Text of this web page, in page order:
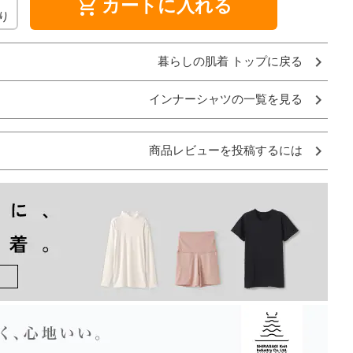
shopping_cart カートに入れる
暮らしの肌着 トップに戻る
インナーシャツの一覧を見る
商品レビューを投稿するには